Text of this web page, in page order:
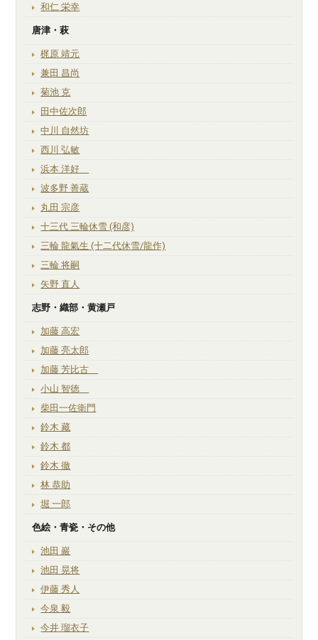
和仁 栄幸
唐津・萩
梶原 靖元
兼田 昌尚
菊池 克
田中佐次郎
中川 自然坊
西川 弘敏
浜本 洋好
波多野 善蔵
丸田 宗彦
十三代 三輪休雪 (和彦)
三輪 龍氣生 (十二代休雪/龍作)
三輪 将嗣
矢野 直人
志野・織部・黄瀬戸
加藤 高宏
加藤 亮太郎
加藤 芳比古
小山 智徳
柴田一佐衛門
鈴木 藏
鈴木 都
鈴木 徹
林 恭助
堀 一郎
色絵・青瓷・その他
池田 巖
池田 晃将
伊藤 秀人
今泉 毅
今井 瑠衣子